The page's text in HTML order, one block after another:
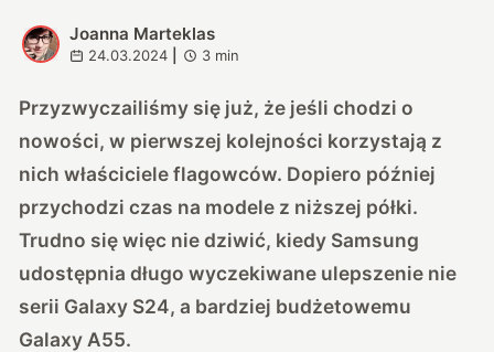
J
Joanna Marteklas
24.03.2024 3 min
Przyzwyczailiśmy się już, że jeśli chodzi o
nowości, w pierwszej kolejności korzystają z
nich właściciele flagowców. Dopiero później
przychodzi czas na modele z niższej półki.
Trudno się więc nie dziwić, kiedy Samsung
udostępnia długo wyczekiwane ulepszenie nie
serii Galaxy S24, a bardziej budżetowemu
Galaxy A55.